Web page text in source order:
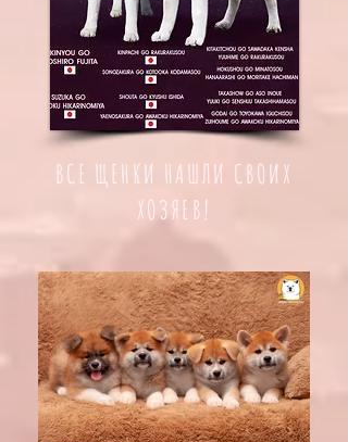
ВСЕ ЩЕНКИ НАШЛИ СВОИХ
ХОЗЯЕВ!